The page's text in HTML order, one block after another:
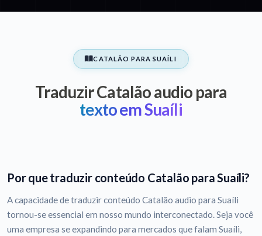
CATALÃO PARA SUAÍLI
Traduzir Catalão audio para
texto em Suaíli
Por que traduzir conteúdo Catalão para Suaíli?
A capacidade de traduzir conteúdo Catalão audio para Suaíli
tornou-se essencial em nosso mundo interconectado. Seja você
uma empresa se expandindo para mercados que falam Suaíli,